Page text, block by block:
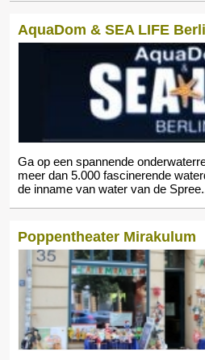
AquaDom & SEA LIFE
Ga op een spannende
meer dan 5.000 fascinerende
de inname van water van de
Poppentheater Mirakulum